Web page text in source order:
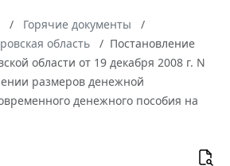
Горячие документы
область
Постановление
области от 19 декабря 2008 г. N
размеров денежной
денежного пособия на